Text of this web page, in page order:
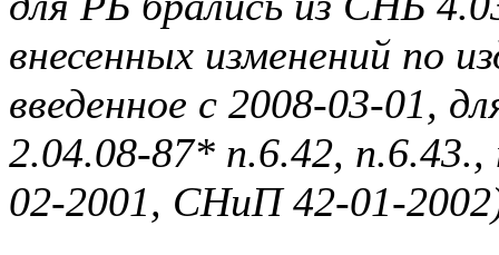
внесенных изменений по
введенное с 2008-03-01,
2.04.08-87* п.6.42,
02-2001, СНиП 42-01-